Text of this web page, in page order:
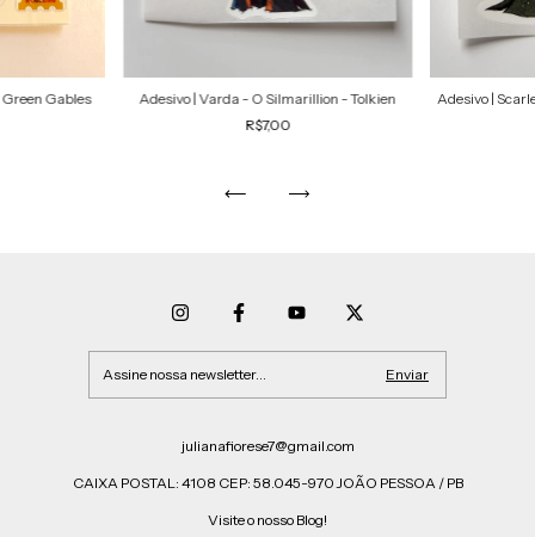
Gables
Adesivo | Varda - O Silmarillion - Tolkien
R$7,00
Adesivo |
julianafiorese7@gmail.com
CAIXA POSTAL: 4108 CEP: 58.045-970 JOÃO PESSOA / PB
Visite o nosso Blog!